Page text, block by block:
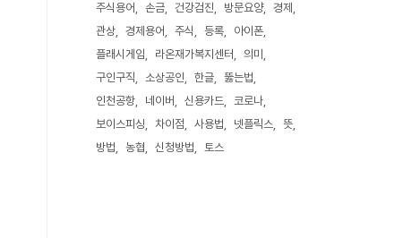
주식용어 손금 건강검진 방문요양
경제
관상
경제용어 주식 등록
아이폰
플래시게임
라온재가복지센터
의미
구인구직
소상공인 한글
뚫는법
인천공항
네이버 신용카드
코로나
보이스피싱
차이점 사용법 넷플릭스
뜻
방법
농협 신청방법 토스